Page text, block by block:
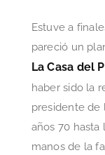
Estuve a
pareció un
La Casa del
haber sido la
presidente de
años 70 hasta
manos de la